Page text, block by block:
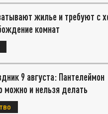
жилье и требуют с
комнат
9 августа: Пантелеймон
можно и нельзя делать